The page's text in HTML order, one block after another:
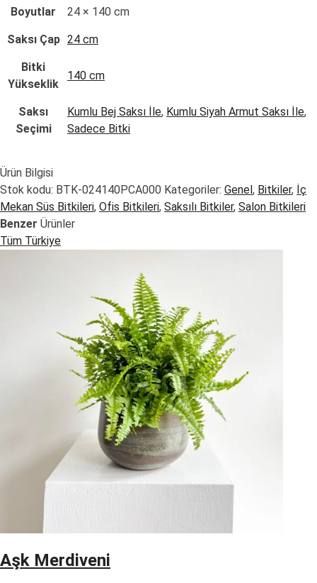
Boyutlar
24 × 140 cm
Saksı Çap 24 cm
Bitki
Yükseklik
140 cm
Saksı
Seçimi
Kumlu Bej Saksı İle, Kumlu Siyah Armut Saksı İle,
Sadece Bitki
Ürün Bilgisi
Stok kodu: BTK-024140PCA000 Kategoriler: Genel, Bitkiler, İç
Mekan Süs Bitkileri, Ofis Bitkileri, Saksılı Bitkiler, Salon Bitkileri
Benzer Ürünler
Tüm Türkiye
Aşk Merdiveni